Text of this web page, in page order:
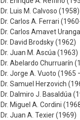
Dr. Luis M. Calvoso (1958)
Dr. Carlos A. Ferrari
Dr. Carlos Amavet
Dr. David Brodsky (1962)
Dr. Juan M. Ascúa (1963)
Dr. Abelardo Churruarín
Dr. Jorge A. Vuoto (1965
Dr. Samuel Herzovich
Dr. Dalmiro J. Basaldúa
Dr. Miguel A. Cordini
Dr. Juan A. Texier (1969)